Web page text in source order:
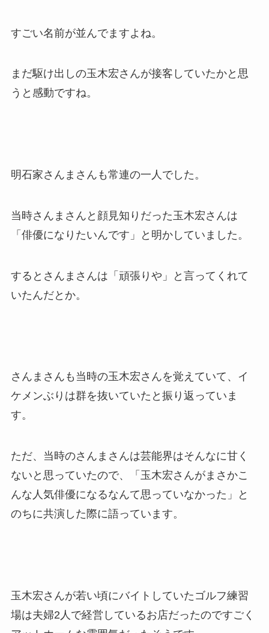
すごい名前が並んでますよね。
まだ駆け出しの玉木宏さんが接客していたかと思
うと感動ですね。
明石家さんまさんも常連の一人でした。
当時さんまさんと顔見知りだった玉木宏さんは
「俳優になりたいんです」と明かしていました。
するとさんまさんは「頑張りや」と言ってくれて
いたんだとか。
さんまさんも当時の玉木宏さんを覚えていて、イ
ケメンぶりは群を抜いていたと振り返っていま
す。
ただ、当時のさんまさんは芸能界はそんなに甘く
ないと思っていたので、「玉木宏さんがまさかこ
んな人気俳優になるなんて思っていなかった」と
のちに共演した際に語っています。
玉木宏さんが若い頃にバイトしていたゴルフ練習
場は夫婦2人で経営しているお店だったのですごく